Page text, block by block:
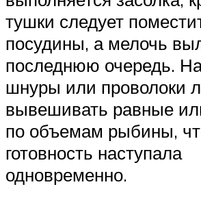
тушки следует
посудины, а мелочь
последнюю очередь.
шнуры или проволоки
вывешивать равные
по объемам рыбины,
готовность наступала
одновременно.